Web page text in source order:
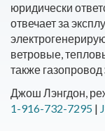
юридически
отвечает за
ветровые,
также
Джош Лэнгдон,
1-916-732-7295 |